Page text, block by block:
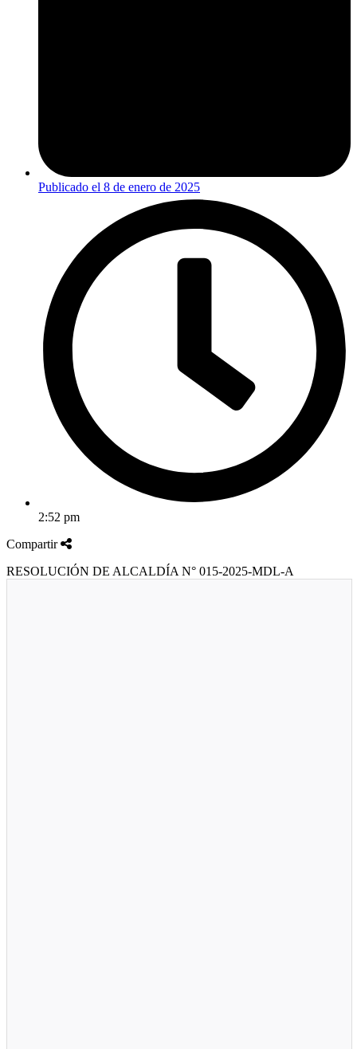
Publicado el 8 de enero de 2025
2:52 pm
Compartir
RESOLUCIÓN DE ALCALDÍA N° 015-2025-MDL-A